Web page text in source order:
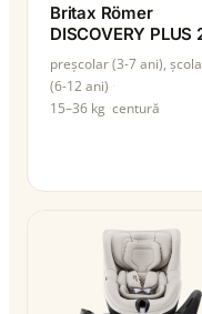
Britax Römer
DISCOVERY PLUS
preșcolar (3-7 ani),
(6-12 ani)
15–36 kg centură